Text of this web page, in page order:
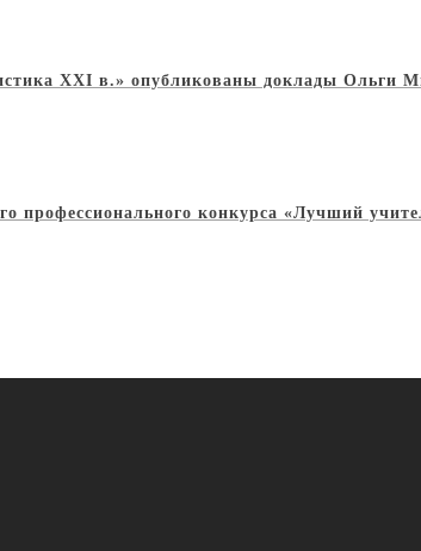
XXI в.» опубликованы доклады Ольги
профессионального конкурса «Лучший